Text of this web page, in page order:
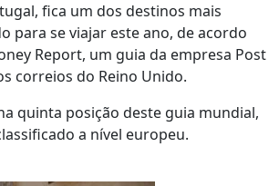
fica um dos destinos mais
para se viajar este ano, de acordo
Report, um guia da empresa Post
correios do Reino Unido.
quinta posição deste guia mundial,
a nível europeu.